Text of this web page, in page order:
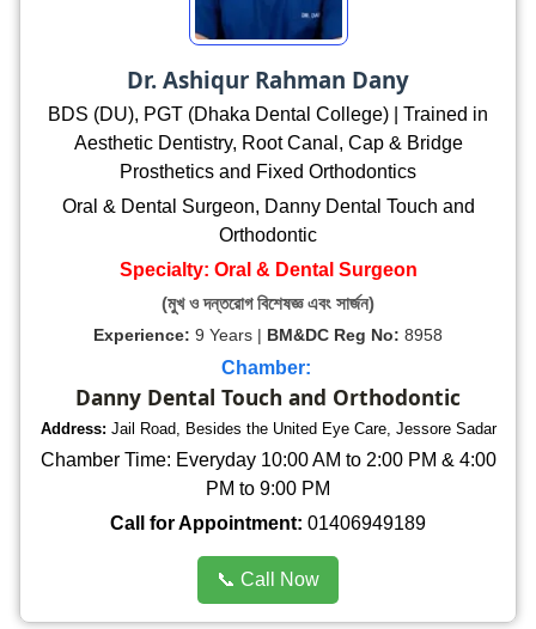
Dr. Ashiqur Rahman Dany
BDS (DU), PGT (Dhaka Dental College) | Trained in
Aesthetic Dentistry, Root Canal, Cap & Bridge
Prosthetics and Fixed Orthodontics
Oral & Dental Surgeon, Danny Dental Touch and
Orthodontic
Specialty: Oral & Dental Surgeon
(মুখ ও দন্তরোগ বিশেষজ্ঞ এবং সার্জন)
Experience: 9 Years | BM&DC Reg No: 8958
Chamber:
Danny Dental Touch and Orthodontic
Address: Jail Road, Besides the United Eye Care, Jessore Sadar
Chamber Time: Everyday 10:00 AM to 2:00 PM & 4:00
PM to 9:00 PM
Call for Appointment: 01406949189
📞 Call Now